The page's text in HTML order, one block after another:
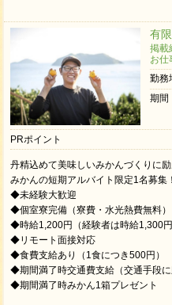
有
掲載
お仕
勤務
期間
PRポイント
丹精込めて美味しいみかんづくりに励
みかんの短期アルバイト限定1名募集！
◆未経験大歓迎
◆個室寮完備（寮費・水光熱費無料）
◆時給1,200円（経験者は時給1,300円
◆リモート面接対応
◆食費支給あり（1食につき500円）
◆期間満了時交通費支給（交通手段
◆期間満了時みかん1箱プレゼント